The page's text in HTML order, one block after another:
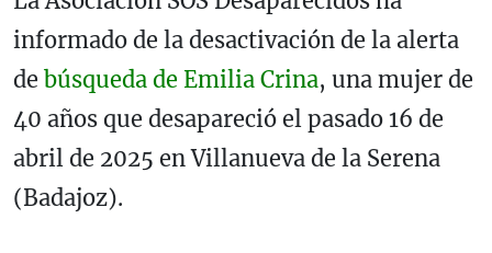
informado de la desactivación de la alerta
de búsqueda de Emilia Crina, una mujer de
40 años que desapareció el pasado 16 de
abril de 2025 en Villanueva de la Serena
(Badajoz).